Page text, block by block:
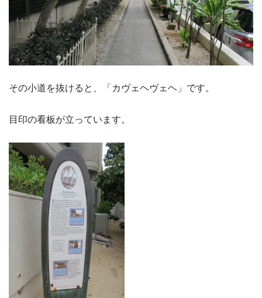
その小道を抜けると、「カヴェヘヴェヘ」です。
目印の看板が立っています。